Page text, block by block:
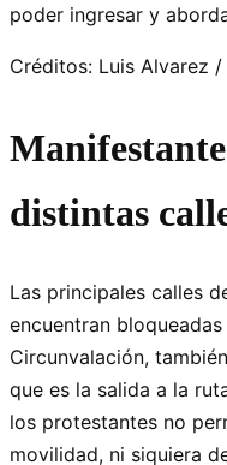
poder ingresar y
Créditos: Luis Alvarez /
distintas
Las principales calles
encuentran
Circunvalación,
que es la salida a la
los protestantes no
movilidad, ni siquiera